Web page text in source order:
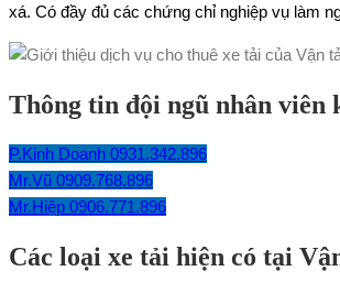
xá. Có đầy đủ các chứng chỉ nghiệp vụ làm
Thông tin đội ngũ nhân viên
P.Kinh Doanh 0931.342.896
Mr.Vũ 0909.768.896
Mr.Hiệp 0906.771.896
Các loại xe tải hiện có tại